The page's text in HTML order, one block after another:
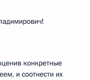
конкретные
и соотнести их